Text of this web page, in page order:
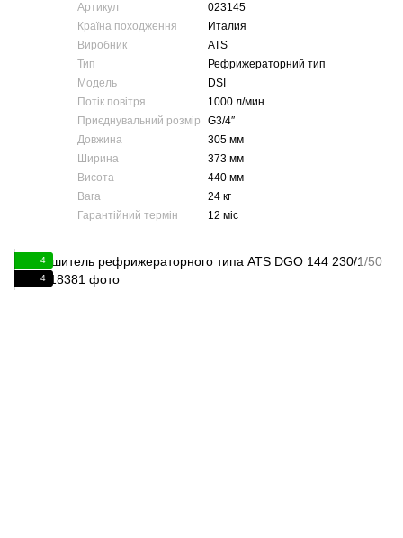
Артикул
023145
Країна походження
Италия
Виробник
ATS
Тип
Рефрижераторний тип
Модель
DSI
Потік повітря
1000 л/мин
Приєднувальний розмір
G3/4″
Довжина
305 мм
Ширина
373 мм
Висота
440 мм
Вага
24 кг
Гарантійний термін
12 міс
4
4